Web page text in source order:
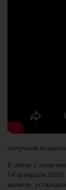
получили
В связи с этим
14 февраля 2002
валюте,